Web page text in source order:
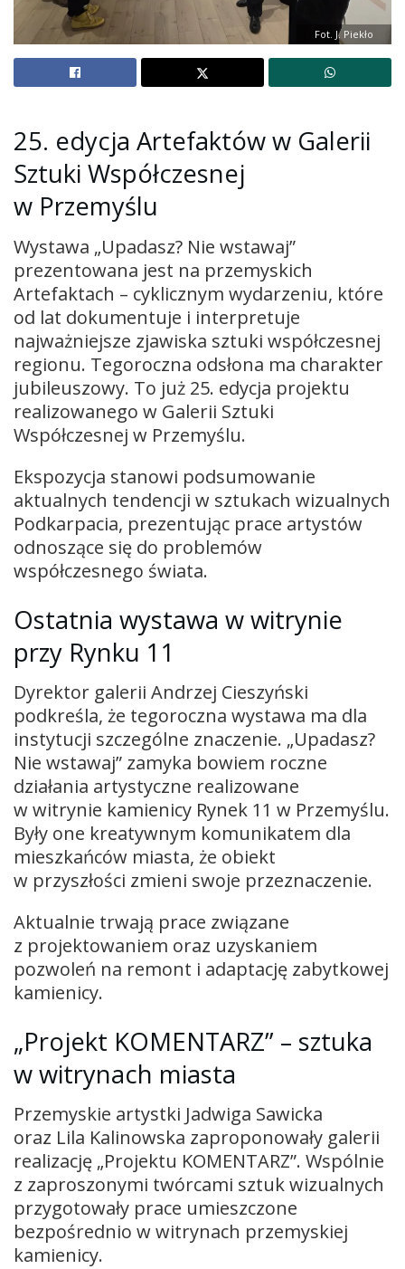
Fot. J. Piekło
25. edycja Artefaktów w Galerii
Sztuki Współczesnej
w Przemyślu
Wystawa „Upadasz? Nie wstawaj”
prezentowana jest na przemyskich
Artefaktach – cyklicznym wydarzeniu, które
od lat dokumentuje i interpretuje
najważniejsze zjawiska sztuki współczesnej
regionu. Tegoroczna odsłona ma charakter
jubileuszowy. To już 25. edycja projektu
realizowanego w Galerii Sztuki
Współczesnej w Przemyślu.
Ekspozycja stanowi podsumowanie
aktualnych tendencji w sztukach wizualnych
Podkarpacia, prezentując prace artystów
odnoszące się do problemów
współczesnego świata.
Ostatnia wystawa w witrynie
przy Rynku 11
Dyrektor galerii Andrzej Cieszyński
podkreśla, że tegoroczna wystawa ma dla
instytucji szczególne znaczenie. „Upadasz?
Nie wstawaj” zamyka bowiem roczne
działania artystyczne realizowane
w witrynie kamienicy Rynek 11 w Przemyślu.
Były one kreatywnym komunikatem dla
mieszkańców miasta, że obiekt
w przyszłości zmieni swoje przeznaczenie.
Aktualnie trwają prace związane
z projektowaniem oraz uzyskaniem
pozwoleń na remont i adaptację zabytkowej
kamienicy.
„Projekt KOMENTARZ” – sztuka
w witrynach miasta
Przemyskie artystki Jadwiga Sawicka
oraz Lila Kalinowska zaproponowały galerii
realizację „Projektu KOMENTARZ”. Wspólnie
z zaproszonymi twórcami sztuk wizualnych
przygotowały prace umieszczone
bezpośrednio w witrynach przemyskiej
kamienicy.